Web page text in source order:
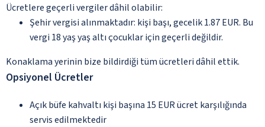
Ücretlere geçerli vergiler dâhil olabilir:
Şehir vergisi alınmaktadır: kişi başı, gecelik 1.87 EUR. Bu
vergi 18 yaş yaş altı çocuklar için geçerli değildir.
Konaklama yerinin bize bildirdiği tüm ücretleri dâhil ettik.
Opsiyonel Ücretler
Açık büfe kahvaltı kişi başına 15 EUR ücret karşılığında
servis edilmektedir